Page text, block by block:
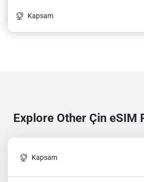
Kapsam
Explore Other Çin eSIM
Kapsam